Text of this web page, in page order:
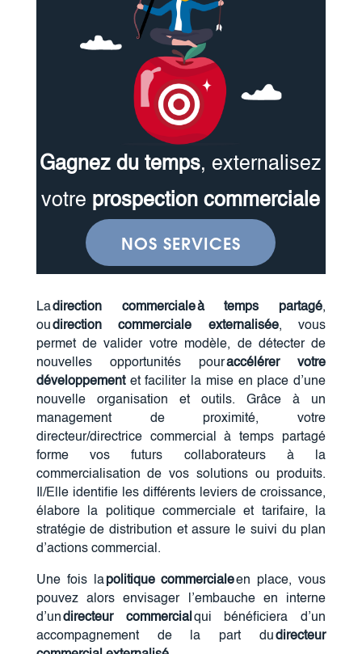
Gagnez du temps, externalisez
votre prospection commerciale
NOS SERVICES
Ladirection commercialeà temps partagé,
oudirection commerciale externalisée, vous
permet de valider votre modèle, de détecter de
nouvelles opportunités pouraccélérer votre
développementet faciliter la mise en place d’une
nouvelle organisation et outils. Grâce à un
management de proximité, votre
directeur/directrice commercial à temps partagé
forme vos futurs collaborateurs à la
commercialisation de vos solutions ou produits.
Il/Elle identifie les différents leviers de croissance,
élabore la politique commerciale et tarifaire, la
stratégie de distribution et assure le suivi du plan
d’actions commercial.
Une fois lapolitique commercialeen place, vous
pouvez alors envisager l’embauche en interne
d’undirecteur commercial qui bénéficiera d’un
accompagnement de la part dudirecteur